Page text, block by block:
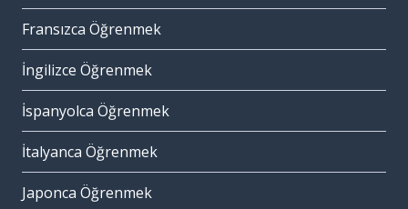
Fransızca Öğrenmek
İngilizce Öğrenmek
İspanyolca Öğrenmek
İtalyanca Öğrenmek
Japonca Öğrenmek